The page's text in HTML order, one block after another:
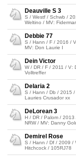
Deauville S 3
S / Westf / Schwb /
Weltino / MV:
Debbie 77
S / Hann / F / 2016 /
MV: Don Laurie I
Dein Victor
W / DR / F / 2011 / V:
Volltreffer
Delaria 2
S / Hann / Db / 2015 /
Lauries Crusador xx
DeLorean 3
H / DR / Palom / 2013
NRW / MV: Danny
Demirel Rose
S / Hann / Df / 2009 /
Hitchcock / 105RJ78